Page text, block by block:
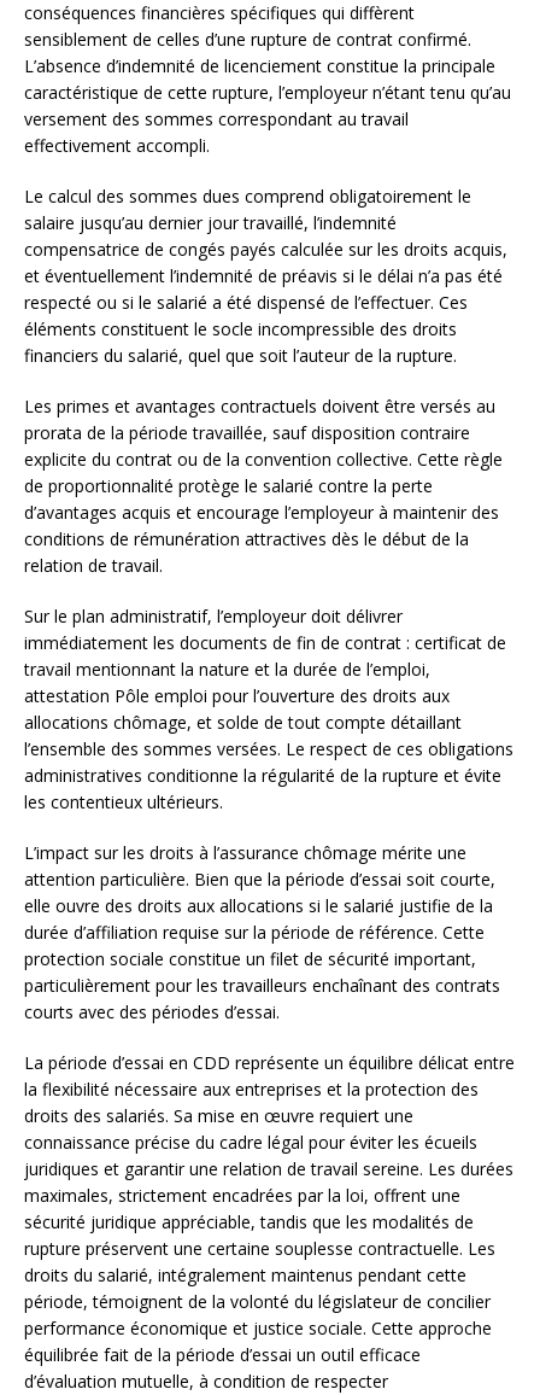
conséquences financières spécifiques qui diffèrent
sensiblement de celles d’une rupture de contrat confirmé.
L’absence d’indemnité de licenciement constitue la principale
caractéristique de cette rupture, l’employeur n’étant tenu qu’au
versement des sommes correspondant au travail
effectivement accompli.
Le calcul des sommes dues comprend obligatoirement le
salaire jusqu’au dernier jour travaillé, l’indemnité
compensatrice de congés payés calculée sur les droits acquis,
et éventuellement l’indemnité de préavis si le délai n’a pas été
respecté ou si le salarié a été dispensé de l’effectuer. Ces
éléments constituent le socle incompressible des droits
financiers du salarié, quel que soit l’auteur de la rupture.
Les primes et avantages contractuels doivent être versés au
prorata de la période travaillée, sauf disposition contraire
explicite du contrat ou de la convention collective. Cette règle
de proportionnalité protège le salarié contre la perte
d’avantages acquis et encourage l’employeur à maintenir des
conditions de rémunération attractives dès le début de la
relation de travail.
Sur le plan administratif, l’employeur doit délivrer
immédiatement les documents de fin de contrat : certificat de
travail mentionnant la nature et la durée de l’emploi,
attestation Pôle emploi pour l’ouverture des droits aux
allocations chômage, et solde de tout compte détaillant
l’ensemble des sommes versées. Le respect de ces obligations
administratives conditionne la régularité de la rupture et évite
les contentieux ultérieurs.
L’impact sur les droits à l’assurance chômage mérite une
attention particulière. Bien que la période d’essai soit courte,
elle ouvre des droits aux allocations si le salarié justifie de la
durée d’affiliation requise sur la période de référence. Cette
protection sociale constitue un filet de sécurité important,
particulièrement pour les travailleurs enchaînant des contrats
courts avec des périodes d’essai.
La période d’essai en CDD représente un équilibre délicat entre
la flexibilité nécessaire aux entreprises et la protection des
droits des salariés. Sa mise en œuvre requiert une
connaissance précise du cadre légal pour éviter les écueils
juridiques et garantir une relation de travail sereine. Les durées
maximales, strictement encadrées par la loi, offrent une
sécurité juridique appréciable, tandis que les modalités de
rupture préservent une certaine souplesse contractuelle. Les
droits du salarié, intégralement maintenus pendant cette
période, témoignent de la volonté du législateur de concilier
performance économique et justice sociale. Cette approche
équilibrée fait de la période d’essai un outil efficace
d’évaluation mutuelle, à condition de respecter